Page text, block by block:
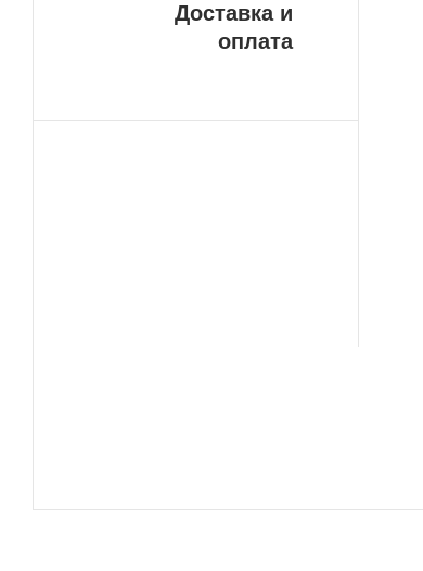
Доставка и
оплата